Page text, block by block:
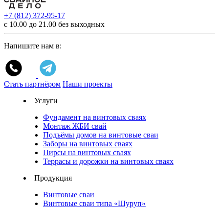
+7 (812) 372-95-17
с 10.00 до 21.00 без выходных
Напишите нам в:
Стать партнёром Наши проекты
Услуги
Фундамент на винтовых сваях
Монтаж ЖБИ свай
Подъёмы домов на винтовые сваи
Заборы на винтовых сваях
Пирсы на винтовых сваях
Террасы и дорожки на винтовых сваях
Продукция
Винтовые сваи
Винтовые сваи типа «Шуруп»